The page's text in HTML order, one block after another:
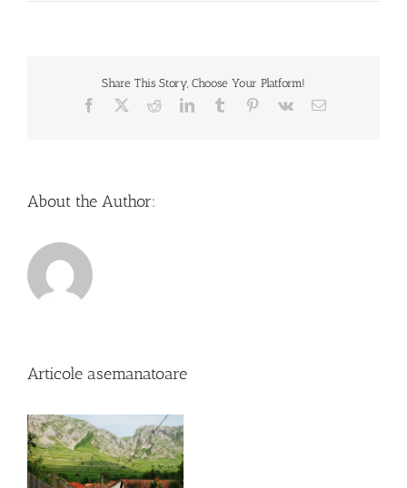
Share This Story, Choose Your Platform!
Facebook RedditLinkedInTumblr Pinterest
Vk Email
About the Author:
Articole asemanatoare